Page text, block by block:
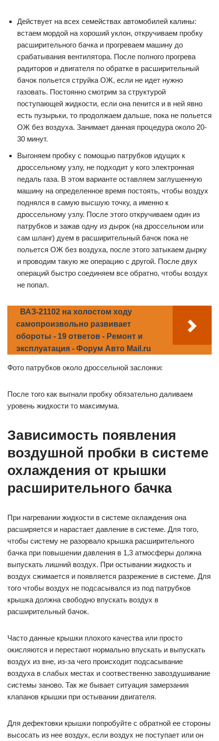
Действует на всех семействах автомобилей калины:
встаем мордой на хороший уклон, откручиваем пробку
расширительного бачка и прогреваем машину до
срабатывания вентилятора. После полного прогрева
радиторов и двигателя по обратке в расширительный
бачок польется струйка ОЖ, если не идет нужно
газовать. Постоянно смотрим за структурой
поступающей жидкости, если она пенится и в ней явно
есть пузырьки, то продолжаем дальше, пока не польется
ОЖ без воздуха. Занимает данная процедура около 20-
30 минут.
Выгоняем пробку с помощью патрубков идущих к
дроссельному узлу, не подходит у кого электронная
педаль газа. В этом варианте оставляем заглушенную
машину на определенное время постоять, чтобы воздух
поднялся в самую высшую точку, а именно к
дроссельному узлу. После этого откручиваем один из
патрубков и зажав одну из дырок (на дроссельном или
сам шланг) дуем в расширительный бачок пока не
польется ОЖ без воздуха, после этого затыкаем дырку
и проводим такую же операцию с другой. После двух
операций быстро соединяем все обратно, чтобы воздух
не попал.
ВАЗ-21102 на холостом ходу
самопроизвольно развивает
обороты - 19 ответов - Ремонт и
эксплуатация - Форум Авто Mail.ru
Фото патрубков около дроссельной заслонки:
После того как выгнали пробку обязательно даливаем
уровень жидкости то максимума.
Зависимость появления
воздушной пробки в системе
охлаждения от крышки
расширительного бачка
При нагревании жидкости в системе охлаждения она
расширяется и нарастает давление в системе. Для того,
чтобы систему не разорвало крышка расширительного
бачка при повышении давления в 1,3 атмосферы должна
выпускать лишний воздух. При остывании жидкость и
воздух сжимается и появляется разрежение в системе. Для
того чтобы воздух не подсасывался из под патрубков
крышка должна свободно впускать воздух в
расширительный бачок.
Часто данные крышки плохого качества или просто
окисляются и перестают нормально впускать и выпускать
воздух из вне, из-за чего происходит подсасывание
воздуха в слабых местах и соотвественно завоздушивание
системы заново. Так же бывает ситуация замерзания
клапанов крышки при остывании двигателя.
Для дефектовки крышки попробуйте с обратной ее стороны
высосать из нее воздух, если воздух не поступает или он